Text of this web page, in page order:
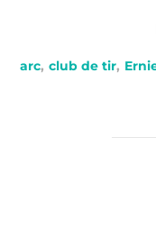
arc, club de tir,